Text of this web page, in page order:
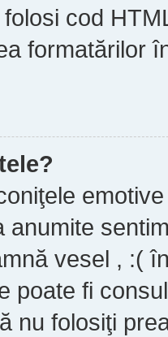
cod
formatărilor
anumite
vesel , :(
poate fi
nu folosiţi